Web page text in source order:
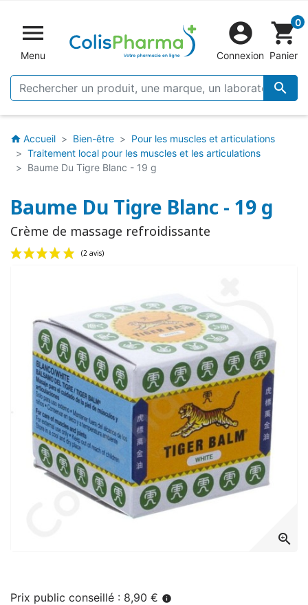

Menu


Connexion
shopping_cart0
Panier
home Accueil Bien-être
Pour les muscles et articulations
Traitement local pour les muscles et les articulations
Baume Du Tigre Blanc - 19 g
Baume Du Tigre Blanc - 19 g
Crème de massage refroidissante
zoom_in
Prix public conseillé : 8,90 € info